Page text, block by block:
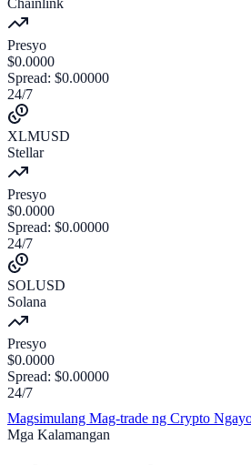
Chainlink
Presyo
$0.0000
Spread: $0.00000
24/7
XLMUSD
Stellar
Presyo
$0.0000
Spread: $0.00000
24/7
SOLUSD
Solana
Presyo
$0.0000
Spread: $0.00000
24/7
Magsimulang Mag-trade ng Crypto
Mga Kalamangan